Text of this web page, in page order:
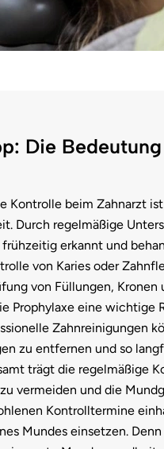
Die
Kontrolle beim Zahnarzt
Durch regelmäßige
erkannt und
von Karies oder
von Füllungen, Kronen
Prophylaxe eine wichtige
Zahnreinigungen
zu entfernen und so
trägt die regelmäßige
vermeiden und die
Kontrolltermine
Mundes einsetzen.